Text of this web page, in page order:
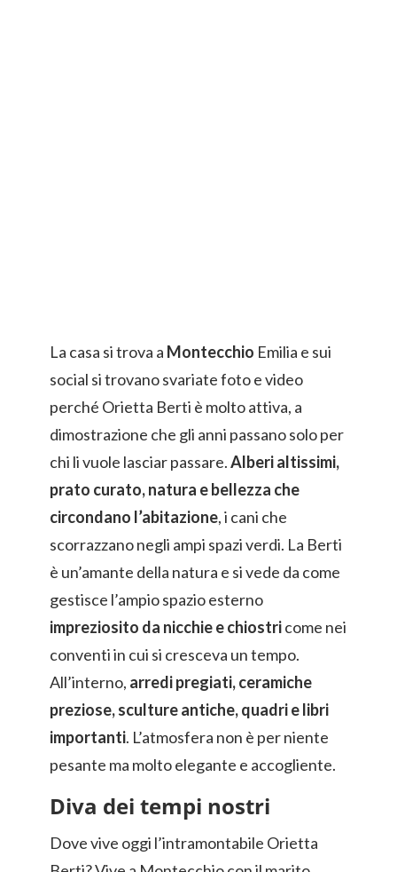
La casa si trova a Montecchio Emilia e sui
social si trovano svariate foto e video
perché Orietta Berti è molto attiva, a
dimostrazione che gli anni passano solo per
chi li vuole lasciar passare.Alberi altissimi,
prato curato, natura e bellezza che
circondano l’abitazione, i cani che
scorrazzano negli ampi spazi verdi. La Berti
è un’amante della natura e si vede da come
gestisce l’ampio spazio esterno
impreziosito da nicchie e chiostricome nei
conventi in cui si cresceva un tempo.
All’interno, arredi pregiati, ceramiche
preziose, sculture antiche, quadri e libri
importanti. L’atmosfera non è per niente
pesante ma molto elegante e accogliente.
Diva dei tempi nostri
Dove vive oggi l’intramontabile Orietta